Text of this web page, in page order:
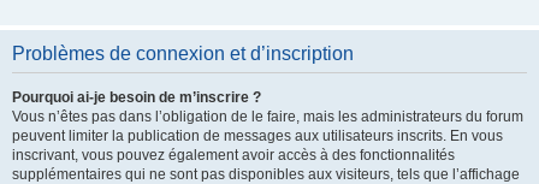
Problèmes de connexion et d’inscription
Pourquoi ai-je besoin de m’inscrire ?
Vous n’êtes pas dans l’obligation de le faire, mais les administrateurs du forum
peuvent limiter la publication de messages aux utilisateurs inscrits. En vous
inscrivant, vous pouvez également avoir accès à des fonctionnalités
supplémentaires qui ne sont pas disponibles aux visiteurs, tels que l’affichage